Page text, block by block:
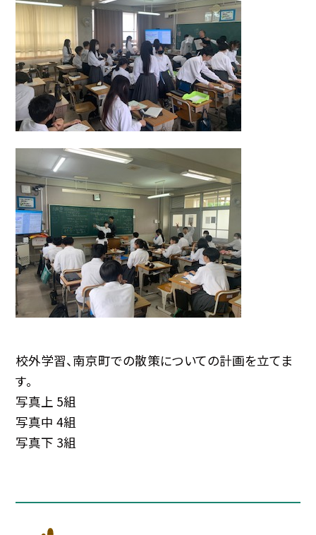
校外学習、南京町での散策についての計画を立てま
す。
写真上 5組
写真中 4組
写真下 3組